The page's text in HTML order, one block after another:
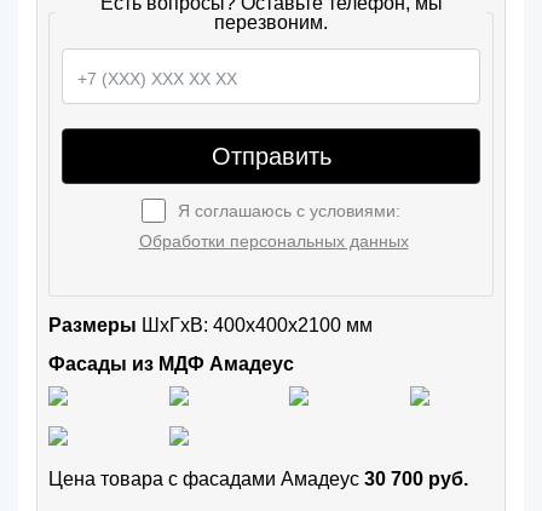
перезвоним.
Отправить
Я соглашаюсь с условиями:
Обработки персональных данных
Размеры ШxГхВ: 400x400x2100 мм
Фасады из МДФ Амадеус
Цена товара с фасадами Амадеус 30 700 руб.